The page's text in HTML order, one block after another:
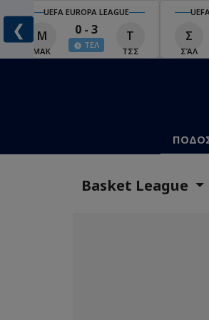
❮
UEFA EUROPA LEAGUE
Μ
ΜΑΚ
0 - 3
ΤΕΛ
Τ
ΤΣΣ
Σ
ΣΆΛ
Basket League